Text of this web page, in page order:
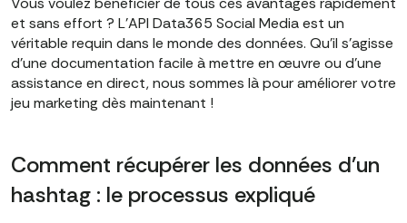
et sans effort ? L'API Data365 Social Media est un
véritable requin dans le monde des données. Qu'il s'agisse
d'une documentation facile à mettre en œuvre ou d'une
assistance en direct, nous sommes là pour améliorer votre
jeu marketing dès maintenant !
Comment récupérer les données d'un
hashtag : le processus expliqué